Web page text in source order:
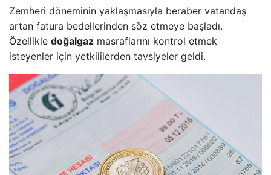
Zemheri döneminin yaklaşmasıyla beraber vatandaş
artan fatura bedellerinden söz etmeye başladı.
Özellikle doğalgaz masraflarını kontrol etmek
isteyenler için yetkililerden tavsiyeler geldi.